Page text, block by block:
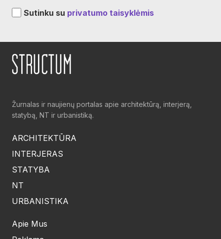
Sutinku su privatumo taisyklėmis
Žurnalas ir naujienų portalas apie architektūrą, interjerą,
statybą, NT ir urbanistiką.
ARCHITEKTŪRA
INTERJERAS
STATYBA
NT
URBANISTIKA
Apie Mus